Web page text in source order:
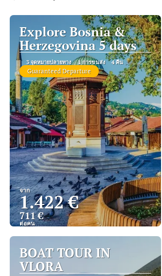
Explore Bosnia &
Herzegovina 5 days
3 จุดหมายปลายทาง 1 การขนส่ง 4 คืน
Guaranteed Departure
จาก
1.422 €
711 €
ต่อคน
ดู
BOAT TOUR IN
VLORA